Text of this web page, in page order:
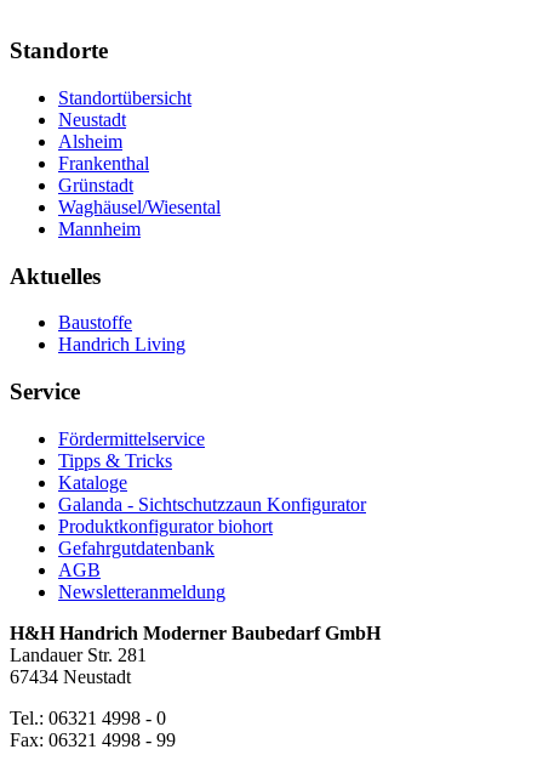
Standorte
Standortübersicht
Neustadt
Alsheim
Frankenthal
Grünstadt
Waghäusel/Wiesental
Mannheim
Aktuelles
Baustoffe
Handrich Living
Service
Fördermittelservice
Tipps & Tricks
Kataloge
Galanda - Sichtschutzzaun Konfigurator
Produktkonfigurator biohort
Gefahrgutdatenbank
AGB
Newsletteranmeldung
H&H Handrich Moderner Baubedarf GmbH
Landauer Str. 281
67434 Neustadt
Tel.: 06321 4998 - 0
Fax: 06321 4998 - 99